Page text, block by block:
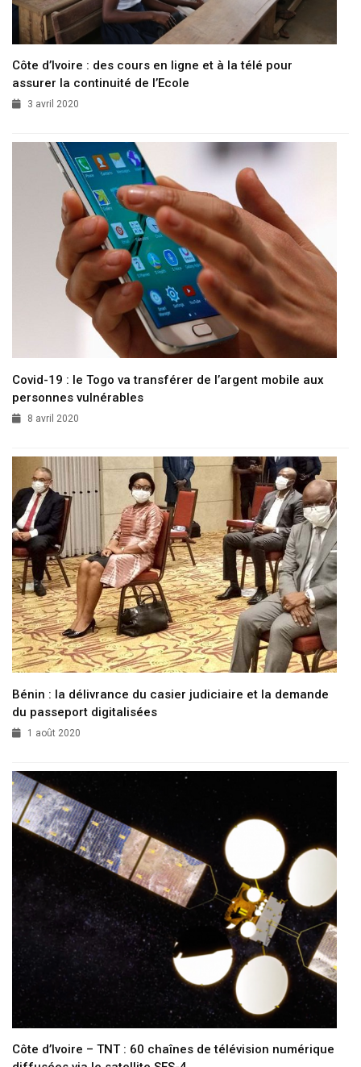
Côte d’Ivoire : des cours en ligne et à la télé pour
assurer la continuité de l’Ecole
3 avril 2020
Covid-19 : le Togo va transférer de l’argent mobile aux
personnes vulnérables
8 avril 2020
Bénin : la délivrance du casier judiciaire et la demande
du passeport digitalisées
1 août 2020
Côte d’Ivoire – TNT : 60 chaînes de télévision numérique